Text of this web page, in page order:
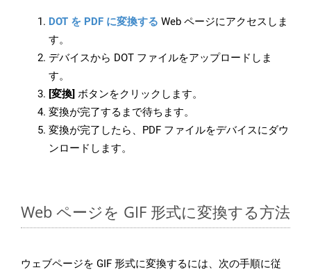
DOT を PDF に変換する Web ページにアクセスしま
す。
デバイスから DOT ファイルをアップロードしま
す。
[変換] ボタンをクリックします。
変換が完了するまで待ちます。
変換が完了したら、PDF ファイルをデバイスにダウ
ンロードします。
Web ページを GIF 形式に変換する方法
ウェブページを GIF 形式に変換するには、次の手順に従